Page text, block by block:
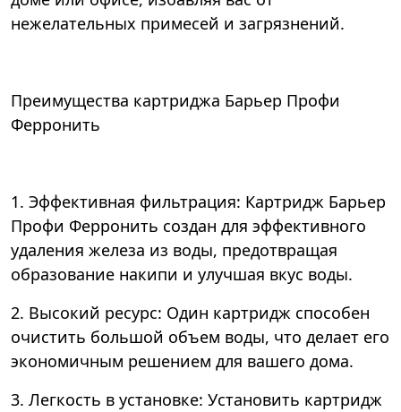
нежелательных примесей и загрязнений.
Преимущества картриджа Барьер Профи
Ферронить
1. Эффективная фильтрация: Картридж Барьер
Профи Ферронить создан для эффективного
удаления железа из воды, предотвращая
образование накипи и улучшая вкус воды.
2. Высокий ресурс: Один картридж способен
очистить большой объем воды, что делает его
экономичным решением для вашего дома.
3. Легкость в установке: Установить картридж